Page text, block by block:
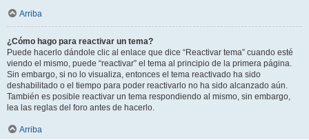
Arriba
¿Cómo hago para reactivar un tema?
Puede hacerlo dándole clic al enlace que dice “Reactivar tema” cuando esté
viendo el mismo, puede “reactivar” el tema al principio de la primera página.
Sin embargo, si no lo visualiza, entonces el tema reactivado ha sido
deshabilitado o el tiempo para poder reactivarlo no ha sido alcanzado aún.
También es posible reactivar un tema respondiendo al mismo, sin embargo,
lea las reglas del foro antes de hacerlo.
Arriba